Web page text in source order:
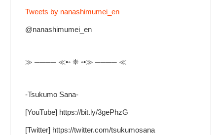
Tweets by nanashimumei_en
@nanashimumei_en
≫ ──── ≪•◦ ❈ ◦•≫ ──── ≪
-Tsukumo Sana-
[YouTube] https://bit.ly/3gePhzG
[Twitter] https://twitter.com/tsukumosana